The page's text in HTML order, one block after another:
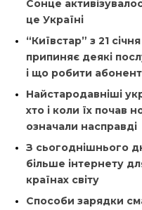
Сонце
це Україні
“Київстар” з 21
припиняє деякі
і що робити
Найстародавніші
хто і коли їх почав
означали насправді
З сьогоднішнього
більше інтернету
країнах світу
Способи зарядки